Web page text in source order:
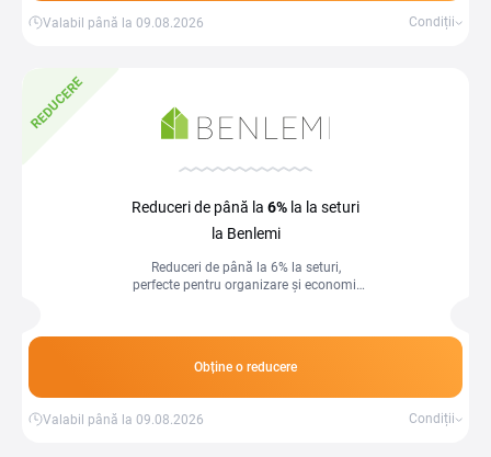
Valabil până la 09.08.2026 Condiții
REDUCERE
Reduceri de până la 6% la la seturi
la Benlemi
Reduceri de până la 6% la seturi,
perfecte pentru organizare și economii
Obține o reducere
Valabil până la 09.08.2026 Condiții